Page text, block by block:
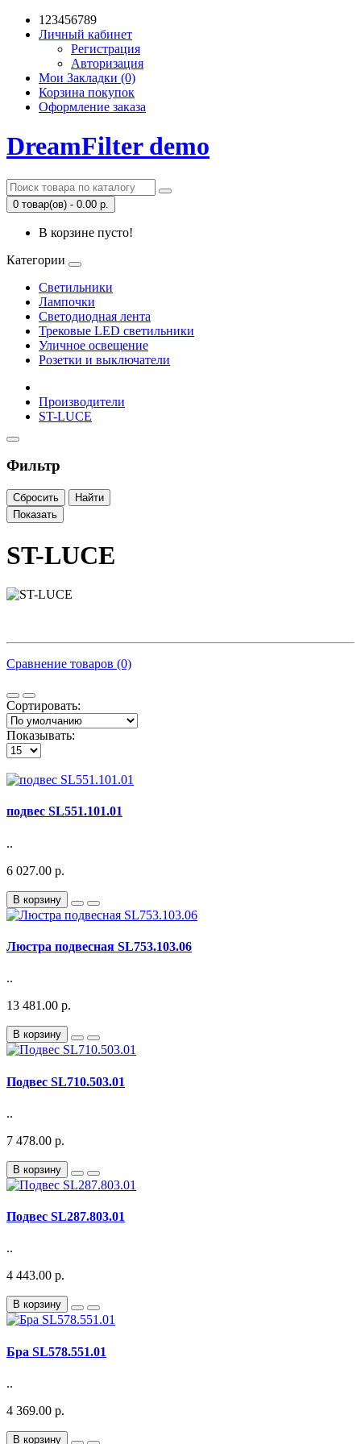
123456789
Личный кабинет
Регистрация
Авторизация
Мои Закладки (0)
Корзина покупок
Оформление заказа
DreamFilter demo
0 товар(ов) - 0.00 р.
В корзине пусто!
Категории
Светильники
Лампочки
Светодиодная лента
Трековые LED светильники
Уличное освещение
Розетки и выключатели
Производители
ST-LUCE
Фильтр
Сбросить
Найти
Показать
ST-LUCE
Сравнение товаров (0)
Сортировать:
Показывать:
подвес SL551.101.01
..
6 027.00 р.
В корзину
Люстра подвесная SL753.103.06
..
13 481.00 р.
В корзину
Подвес SL710.503.01
..
7 478.00 р.
В корзину
Подвес SL287.803.01
..
4 443.00 р.
В корзину
Бра SL578.551.01
..
4 369.00 р.
В корзину